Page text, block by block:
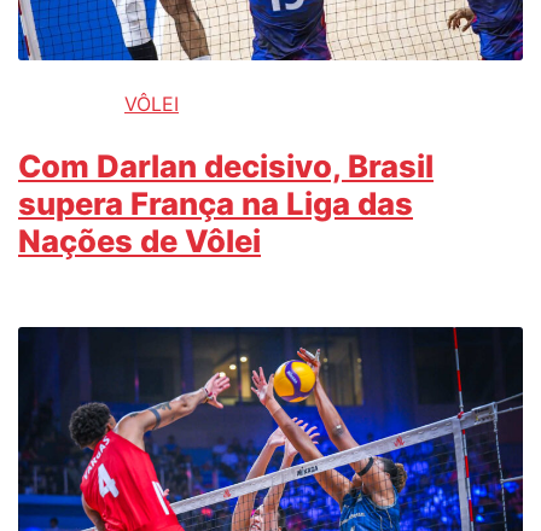
VÔLEI
Com Darlan decisivo, Brasil
supera França na Liga das
Nações de Vôlei